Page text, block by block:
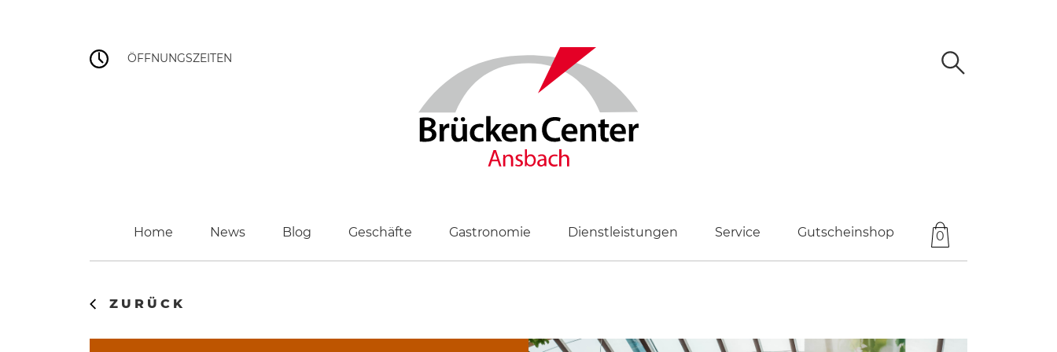
ÖFFNUNGSZEITEN
Home News Blog Geschäfte Gastronomie Dienstleistungen Service Gutscheinshop 0
ZURÜCK